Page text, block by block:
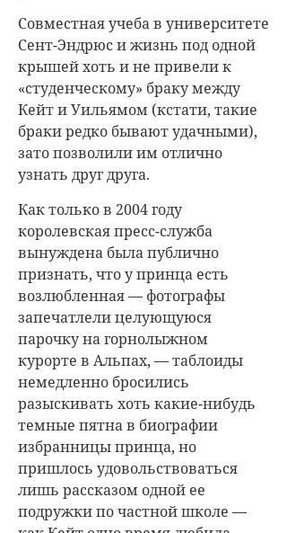
Совместная учеба в университете
Сент-Эндрюс и жизнь под одной
крышей хоть и не привели к
«студенческому» браку между
Кейт и Уильямом (кстати, такие
браки редко бывают удачными),
зато позволили им отлично
узнать друг друга.
Как только в 2004 году
королевская пресс-служба
вынуждена была публично
признать, что у принца есть
возлюбленная — фотографы
запечатлели целующуюся
парочку на горнолыжном
курорте в Альпах, — таблоиды
немедленно бросились
разыскивать хоть какие-нибудь
темные пятна в биографии
избранницы принца, но
пришлось удовольствоваться
лишь рассказом одной ее
подружки по частной школе —